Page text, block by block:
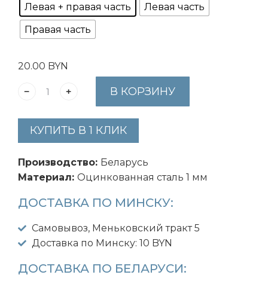
Левая + правая часть
Левая часть
Правая часть
20.00 BYN
В КОРЗИНУ
КУПИТЬ В 1 КЛИК
Производство: Беларусь
Материал: Оцинкованная сталь 1 мм
ДОСТАВКА ПО МИНСКУ:
Самовывоз, Меньковский тракт 5
Доставка по Минску: 10 BYN
ДОСТАВКА ПО БЕЛАРУСИ: